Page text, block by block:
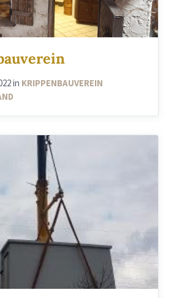
in KRIPPENBAUVEREIN